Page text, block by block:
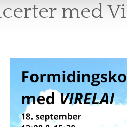
SALG
TIDLIGERE UNDERVISERE
med